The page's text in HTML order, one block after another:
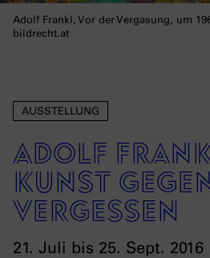
Adolf Frankl, Vor der Vergasung, um
bildrecht.at
Adolf
Kunst
Vergessen
AUSSTELLUNG
21. Juli bis 25. Sept. 2016